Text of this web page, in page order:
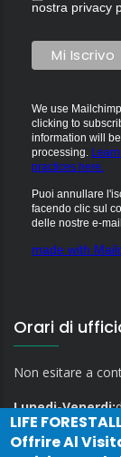
nostra privacy
We use
clicking to
information will
processing.
practices here.
Puoi annullare
facendo clic sul
delle nostre e-mail.
made with
Orari di
Non esitare a
Lunedi-Venerdi:
LIFE
Offrire Al